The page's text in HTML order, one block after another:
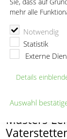
mehr alle
Notwendig
Statistik
Externe
Details ein
Auswahl
TSV Vaterstetten
Dominanz in
vonChristian
Masters-